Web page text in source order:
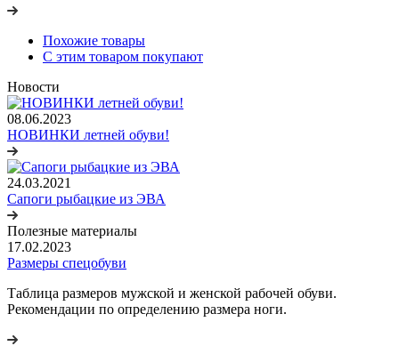
Похожие товары
С этим товаром покупают
Новости
08.06.2023
НОВИНКИ летней обуви!
24.03.2021
Сапоги рыбацкие из ЭВА
Полезные материалы
17.02.2023
Размеры спецобуви
Таблица размеров мужской и женской рабочей обуви.
Рекомендации по определению размера ноги.